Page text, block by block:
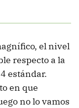
el nivel
respecto a la
estándar.
en que
no lo vamos